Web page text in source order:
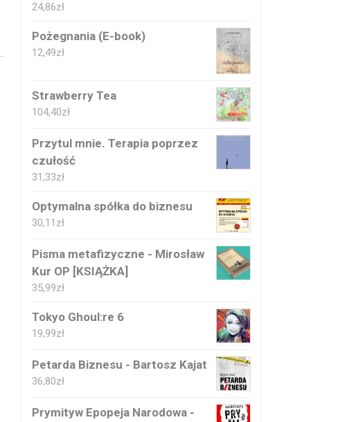
24,86zł
Pożegnania (E-book)
12,49zł
Strawberry Tea
104,40zł
Przytul mnie. Terapia poprzez
czułość
31,33zł
Optymalna spółka do biznesu
30,11 zł
Pisma metafizyczne - Mirosław
Kur OP [KSIĄŻKA]
35,99zł
Tokyo Ghoul:re 6
19,99zł
Petarda Biznesu - Bartosz Kajat
36,80zł
Prymityw Epopeja Narodowa -